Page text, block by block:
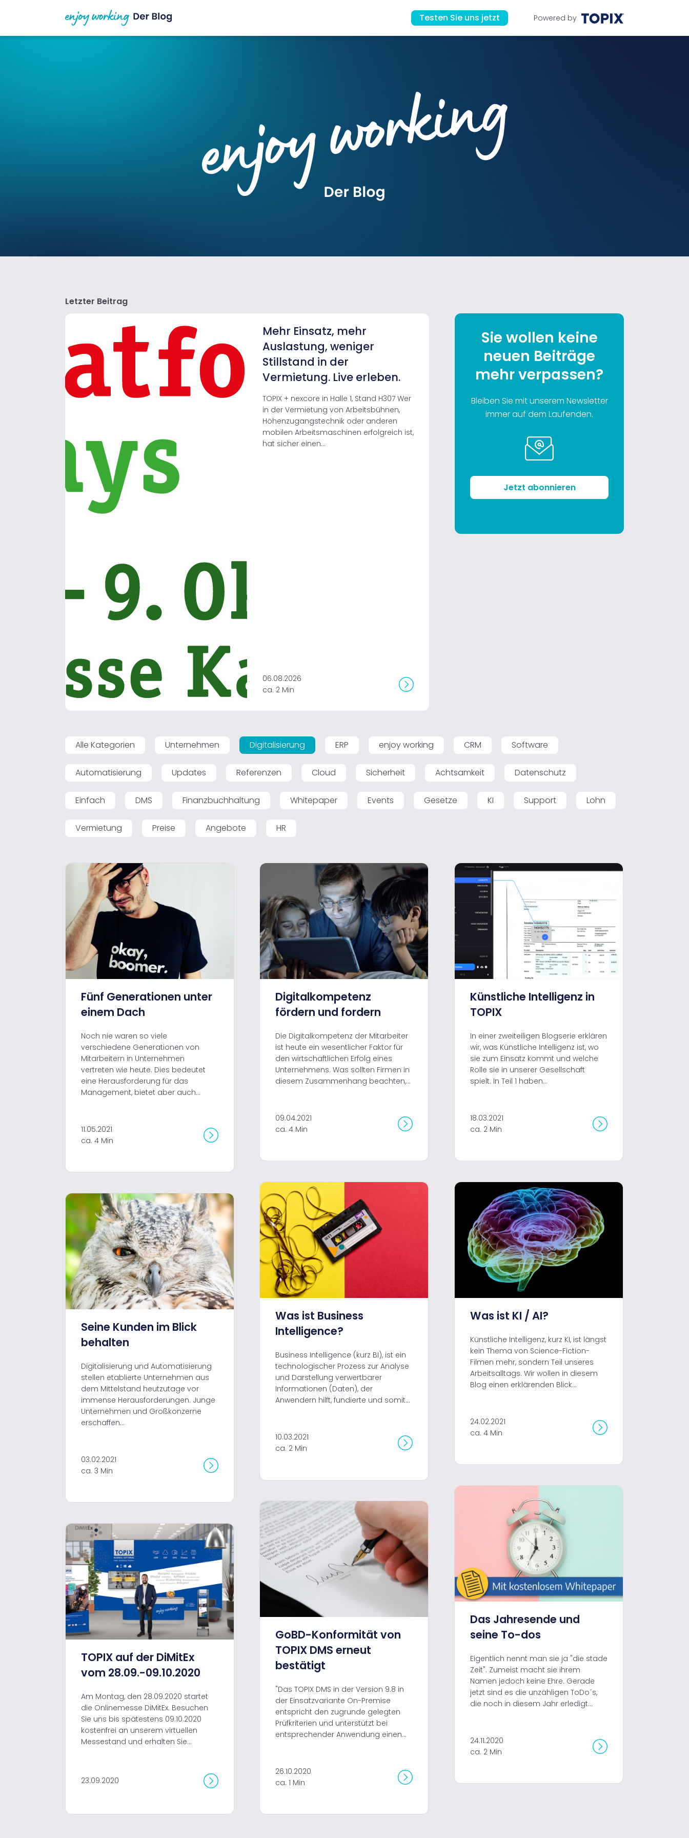
Testen Sie uns jetzt Powered by
Letzter Beitrag
Mehr Einsatz, mehr
Auslastung, weniger
Stillstand in der
Vermietung. Live erleben.
TOPIX + nexcore in Halle 1, Stand H307 Wer
in der Vermietung von Arbeitsbühnen,
Höhenzugangstechnik oder anderen
mobilen Arbeitsmaschinen erfolgreich ist,
hat sicher einen...
06.08.2026
ca. 2 Min
Sie wollen keine
neuen Beiträge
mehr verpassen?
Bleiben Sie mit unserem Newsletter
immer auf dem Laufenden.
Jetzt abonnieren
Alle Kategorien Unternehmen Digitalisierung ERP enjoy working CRM Software
Automatisierung Updates Referenzen Cloud Sicherheit Achtsamkeit Datenschutz
Einfach DMS Finanzbuchhaltung Whitepaper Events Gesetze KI Support Lohn
Vermietung Preise Angebote HR
Fünf Generationen unter
einem Dach
Noch nie waren so viele
verschiedene Generationen von
Mitarbeitern in Unternehmen
vertreten wie heute. Dies bedeutet
eine Herausforderung für das
Management, bietet aber auch...
11.05.2021
ca. 4 Min
Digitalkompetenz
fördern und fordern
Die Digitalkompetenz der Mitarbeiter
ist heute ein wesentlicher Faktor für
den wirtschaftlichen Erfolg eines
Unternehmens. Was sollten Firmen in
diesem Zusammenhang beachten,...
09.04.2021
ca. 4 Min
Künstliche Intelligenz in
TOPIX
In einer zweiteiligen Blogserie erklären
wir, was Künstliche Intelligenz ist, wo
sie zum Einsatz kommt und welche
Rolle sie in unserer Gesellschaft
spielt. In Teil 1 haben...
18.03.2021
ca. 2 Min
Was ist Business
Intelligence?
Business Intelligence (kurz BI), ist ein
technologischer Prozess zur Analyse
und Darstellung verwertbarer
Informationen (Daten), der
Anwendern hilft, fundierte und somit...
10.03.2021
ca. 2 Min
Was ist KI / AI?
Künstliche Intelligenz, kurz KI, ist längst
kein Thema von Science-Fiction-
Filmen mehr, sondern Teil unseres
Arbeitsalltags. Wir wollen in diesem
Blog einen erklärenden Blick...
24.02.2021
ca. 4 Min
Seine Kunden im Blick
behalten
Digitalisierung und Automatisierung
stellen etablierte Unternehmen aus
dem Mittelstand heutzutage vor
immense Herausforderungen. Junge
Unternehmen und Großkonzerne
erschaffen...
03.02.2021
ca. 3 Min
Das Jahresende und
seine To-dos
Eigentlich nennt man sie ja "die stade
Zeit". Zumeist macht sie ihrem
Namen jedoch keine Ehre. Gerade
jetzt sind es die unzähligen ToDo´s,
die noch in diesem Jahr erledigt...
24.11.2020
ca. 2 Min
GoBD-Konformität von
TOPIX DMS erneut
bestätigt
"Das TOPIX DMS in der Version 9.8 in
der Einsatzvariante On-Premise
entspricht den zugrunde gelegten
Prüfkriterien und unterstützt bei
entsprechender Anwendung einen...
26.10.2020
ca. 1 Min
TOPIX auf der DiMitEx
vom 28.09.-09.10.2020
Am Montag, den 28.09.2020 startet
die Onlinemesse DiMitEx. Besuchen
Sie uns bis spätestens 09.10.2020
kostenfrei an unserem virtuellen
Messestand und erhalten Sie...
23.09.2020